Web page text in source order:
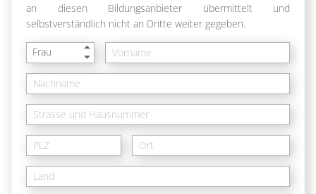
an diesen Bildungsanbieter übermittelt und
selbstverständlich nicht an Dritte weiter gegeben.
Frau